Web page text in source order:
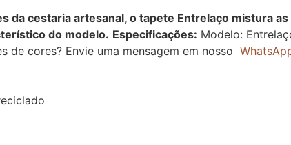
da cestaria artesanal, o tapete Entrelaço mistura
do modelo. Especificações: Modelo:
de cores? Envie uma mensagem em nosso